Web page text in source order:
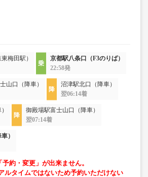
梅田駅）
京都駅八条口（F3のりば）
22:58発
山口（降車）
沼津駅北口（降車）
翌06:14着
御殿場駅富士山口（降車）
翌07:14着
）
約・変更」が出来ません。
ルタイムではないため予約いただけない